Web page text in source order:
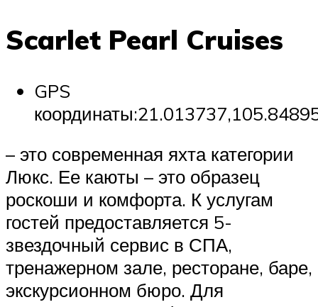
Scarlet Pearl Cruises
GPS
– это современная яхта категории
Люкс. Ее каюты – это образец
роскоши и комфорта. К услугам
гостей предоставляется 5-
звездочный сервис в СПА,
тренажерном зале, ресторане, баре,
экскурсионном бюро. Для